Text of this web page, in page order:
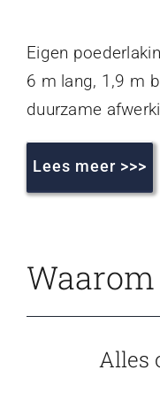
Eigen
6 m lang, 1,9 m
duurzame
Lees meer >>>
Alles